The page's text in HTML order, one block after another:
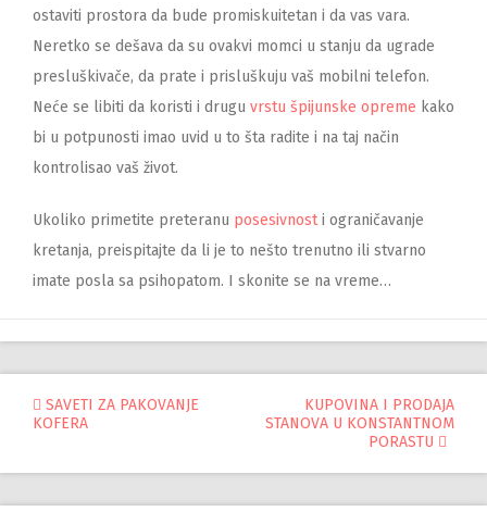
ostaviti prostora da bude promiskuitetan i da vas vara.
Neretko se dešava da su ovakvi momci u stanju da ugrade
presluškivače, da prate i prisluškuju vaš mobilni telefon.
Neće se libiti da koristi i drugu vrstu špijunske opreme kako
bi u potpunosti imao uvid u to šta radite i na taj način
kontrolisao vaš život.
Ukoliko primetite preteranu posesivnosti ograničavanje
kretanja, preispitajte da li je to nešto trenutno ili stvarno
imate posla sa psihopatom. I skonite se na vreme…
Управљање
SAVETI ZA PAKOVANJE
KOFERA
KUPOVINA I PRODAJA
STANOVA U KONSTANTNOM
PORASTU